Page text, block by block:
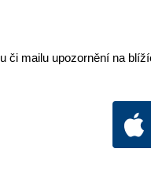
či mailu upozornění na